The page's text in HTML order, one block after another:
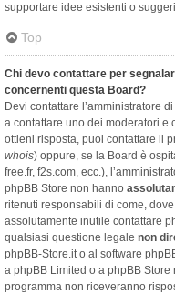
supportare idee esistenti o
Top
Chi devo contattare per
concernenti questa Board?
Devi contattare l’amministratore
a contattare uno dei moderatori e
ottieni risposta, puoi contattare il
whois) oppure, se la Board è
free.fr, f2s.com, ecc.),
phpBB Store non hanno
ritenuti responsabili di come,
assolutamente inutile contattare
qualsiasi questione legale non
phpBB-Store.it o al software
a phpBB Limited o a phpBB
programma non riceveranno